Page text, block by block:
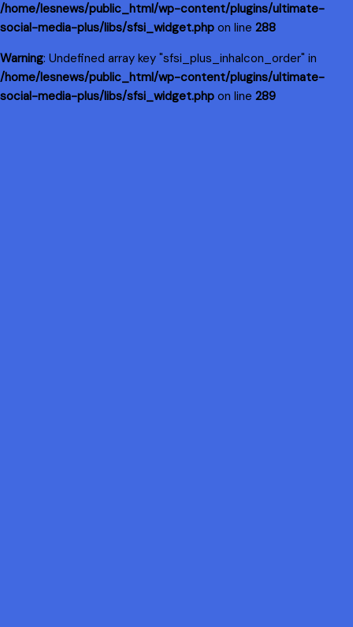
/home/lesnews/public_html/wp-content/plugins/ultimate-
social-media-plus/libs/sfsi_widget.php on line 288
Warning: Undefined array key "sfsi_plus_inhaIcon_order" in
/home/lesnews/public_html/wp-content/plugins/ultimate-
social-media-plus/libs/sfsi_widget.php on line 289